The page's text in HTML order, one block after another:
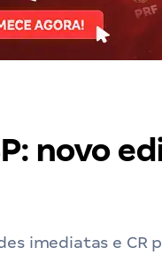
novo
imediatas e CR